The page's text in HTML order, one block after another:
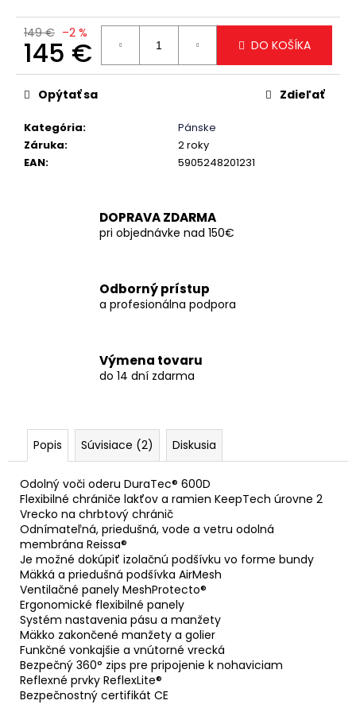
149 € –2 %
145 €
Jednotková
cena:
DO KOŠÍKA
Kategória:
Pánske
Záruka:
2 roky
EAN: 5905248201231
Opýtať sa Zdieľať
DOPRAVA ZDARMA
pri objednávke nad 150€
Odborný prístup
a profesionálna podpora
Výmena tovaru
do 14 dní zdarma
Popis Súvisiace (2) Diskusia
Odolný voči oderu DuraTec® 600D
Flexibilné chrániče lakťov a ramien KeepTech úrovne 2
Vrecko na chrbtový chránič
Odnímateľná, priedušná, vode a vetru odolná
membrána Reissa®
Je možné dokúpiť izolačnú podšívku vo forme bundy
Mäkká a priedušná podšívka AirMesh
Ventilačné panely MeshProtecto®
Ergonomické flexibilné panely
Systém nastavenia pásu a manžety
Mäkko zakončené manžety a golier
Funkčné vonkajšie a vnútorné vrecká
Bezpečný 360° zips pre pripojenie k nohaviciam
Reflexné prvky ReflexLite®
Bezpečnostný certifikát CE
a
m